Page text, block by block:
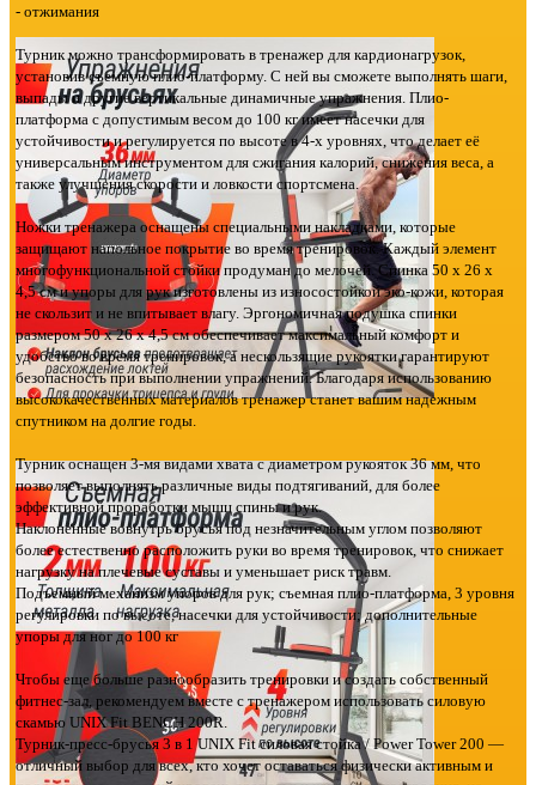
- отжимания
Турник можно трансформировать в тренажер для кардионагрузок,
установив съемную плио-платформу. С ней вы сможете выполнять шаги,
выпады и другие вертикальные динамичные упражнения. Плио-
платформа с допустимым весом до 100 кг имеет насечки для
устойчивости и регулируется по высоте в 4-х уровнях, что делает её
универсальным инструментом для сжигания калорий, снижения веса, а
также улучшения скорости и ловкости спортсмена.
Ножки тренажера оснащены специальными накладками, которые
защищают напольное покрытие во время тренировок. Каждый элемент
многофункциональной стойки продуман до мелочей. Спинка 50 х 26 х
4,5 см и упоры для рук изготовлены из износостойкой эко-кожи, которая
не скользит и не впитывает влагу. Эргономичная подушка спинки
размером 50 х 26 х 4,5 см обеспечивает максимальный комфорт и
удобство во время тренировок, а нескользящие рукоятки гарантируют
безопасность при выполнении упражнений. Благодаря использованию
высококачественных материалов тренажер станет вашим надежным
спутником на долгие годы.
Турник оснащен 3-мя видами хвата с диаметром рукояток 36 мм, что
позволяет выполнять различные виды подтягиваний, для более
эффективной проработки мышц спины и рук.
Наклоненные вовнутрь брусья под незначительным углом позволяют
более естественно расположить руки во время тренировок, что снижает
нагрузку на плечевые суставы и уменьшает риск травм.
Подъемный механизм упоров для рук; съемная плио-платформа, 3 уровня
регулировки по высоте, насечки для устойчивости; дополнительные
упоры для ног до 100 кг
Чтобы еще больше разнообразить тренировки и создать собственный
фитнес-зал, рекомендуем вместе с тренажером использовать силовую
скамью UNIX Fit BENCH 200R.
Турник-пресс-брусья 3 в 1 UNIX Fit силовая стойка / Power Tower 200 —
отличный выбор для всех, кто хочет оставаться физически активным и